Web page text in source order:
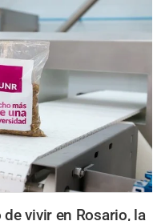
vivir en Rosario, la